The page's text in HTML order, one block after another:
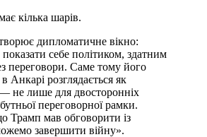
кілька шарів.
дипломатичне вікно:
себе політиком, здатним
переговори. Саме тому його
Анкарі розглядається як
не лише для двосторонніх
переговорної рамки.
Трамп мав обговорити із
завершити війну».